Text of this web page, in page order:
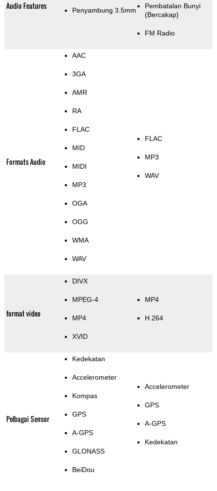
Audio Features Penyambung 3.5mm
Pembatalan Bunyi
(Bercakap)
FM Radio
Formats Audio
AAC
3GA
AMR
RA
FLAC
MID
MIDI
MP3
OGA
OGG
WMA
WAV
FLAC
MP3
WAV
format video
DIVX
MPEG-4
MP4
XVID
MP4
H.264
Pelbagai Sensor
Kedekatan
Accelerometer
Kompas
GPS
A-GPS
GLONASS
BeiDou
Accelerometer
GPS
A-GPS
Kedekatan